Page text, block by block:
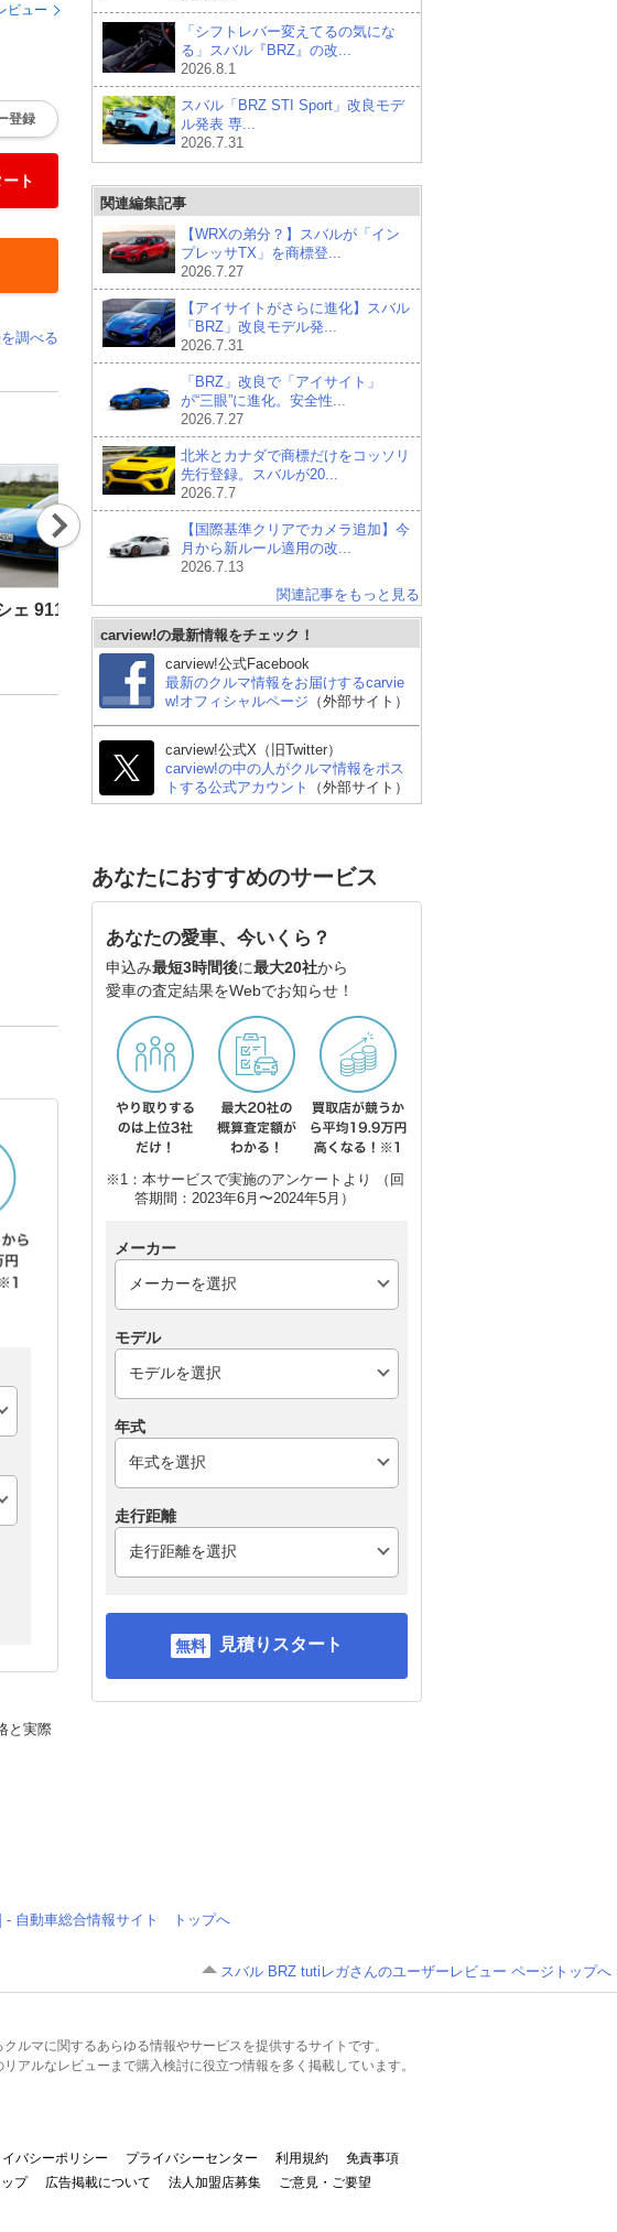
ビュー
登録
ト
調べる
ェ 911 ホンダ プレリュード
シボレー コルベット ク
Nex
t
と実際
「シフトレバー変えてるの気にな
る」スバル『BRZ』の改...
2026.8.1
スバル「BRZ STI Sport」改良モデ
ル発表 専...
2026.7.31
関連編集記事
【WRXの弟分？】スバルが「イン
プレッサTX」を商標登...
2026.7.27
【アイサイトがさらに進化】スバル
「BRZ」改良モデル発...
2026.7.31
「BRZ」改良で「アイサイト」
が“三眼”に進化。安全性...
2026.7.27
北米とカナダで商標だけをコッソリ
先行登録。スバルが20...
2026.7.7
【国際基準クリアでカメラ追加】今
月から新ルール適用の改...
2026.7.13
関連記事をもっと見る
carview!の最新情報をチェック！
carview!公式Facebook
最新のクルマ情報をお届けするcarvie
w!オフィシャルページ （外部サイト）
carview!公式X（旧Twitter）
carview!の中の人がクルマ情報をポス
トする公式アカウント
（外部サイト）
あなたにおすすめのサービス
あなたの愛車、今いくら？
申込み最短3時間後に最大20社から
愛車の査定結果をWebでお知らせ！
※1：本サービスで実施のアンケートより （回
答期間：2023年6月〜2024年5月）
メーカー
モデル
年式
走行距離
見積りスタート
- 自動車総合情報サイト トップへ
スバル BRZ tutiレガさんのユーザーレビュー ページトップへ
ルマに関するあらゆる情報やサービスを提供するサイトです。
アルなレビューまで購入検討に役立つ情報を多く掲載しています。
イバシーポリシー プライバシーセンター 利用規約
免責事項
プ 広告掲載について 法人加盟店募集
ご意見・ご要望